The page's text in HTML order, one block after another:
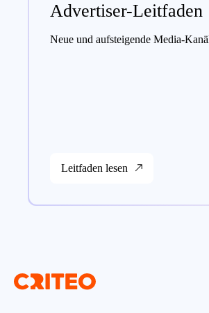
Advertiser-Leitfaden
Neue und aufsteigende Media-
Leitfaden lesen